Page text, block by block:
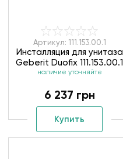
Артикул: 111.153.00.1
Инсталляция для унитаза
Geberit Duofix 111.153.00.1
наличие уточняйте
6 237 грн
Купить